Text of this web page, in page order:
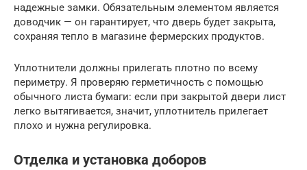
надежные замки. Обязательным элементом является
доводчик — он гарантирует, что дверь будет закрыта,
сохраняя тепло в магазине фермерских продуктов.
Уплотнители должны прилегать плотно по всему
периметру. Я проверяю герметичность с помощью
обычного листа бумаги: если при закрытой двери лист
легко вытягивается, значит, уплотнитель прилегает
плохо и нужна регулировка.
Отделка и установка доборов